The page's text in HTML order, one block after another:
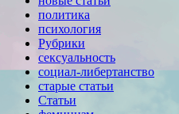
политика
психология
Рубрики
сексуальность
социал-либертанство
старые статьи
Статьи